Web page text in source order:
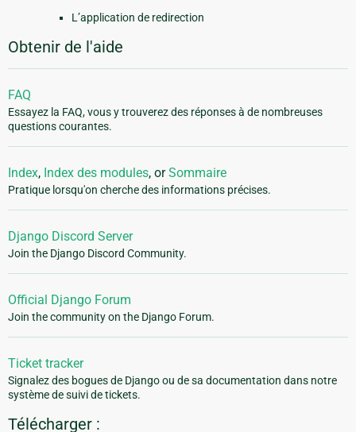
L’application de redirection
Obtenir de l'aide
FAQ
Essayez la FAQ, vous y trouverez des réponses à de nombreuses
questions courantes.
Index, Index des modules, orSommaire
Pratique lorsqu'on cherche des informations précises.
Django Discord Server
Join the Django Discord Community.
Official Django Forum
Join the community on the Django Forum.
Ticket tracker
Signalez des bogues de Django ou de sa documentation dans notre
système de suivi de tickets.
Télécharger :